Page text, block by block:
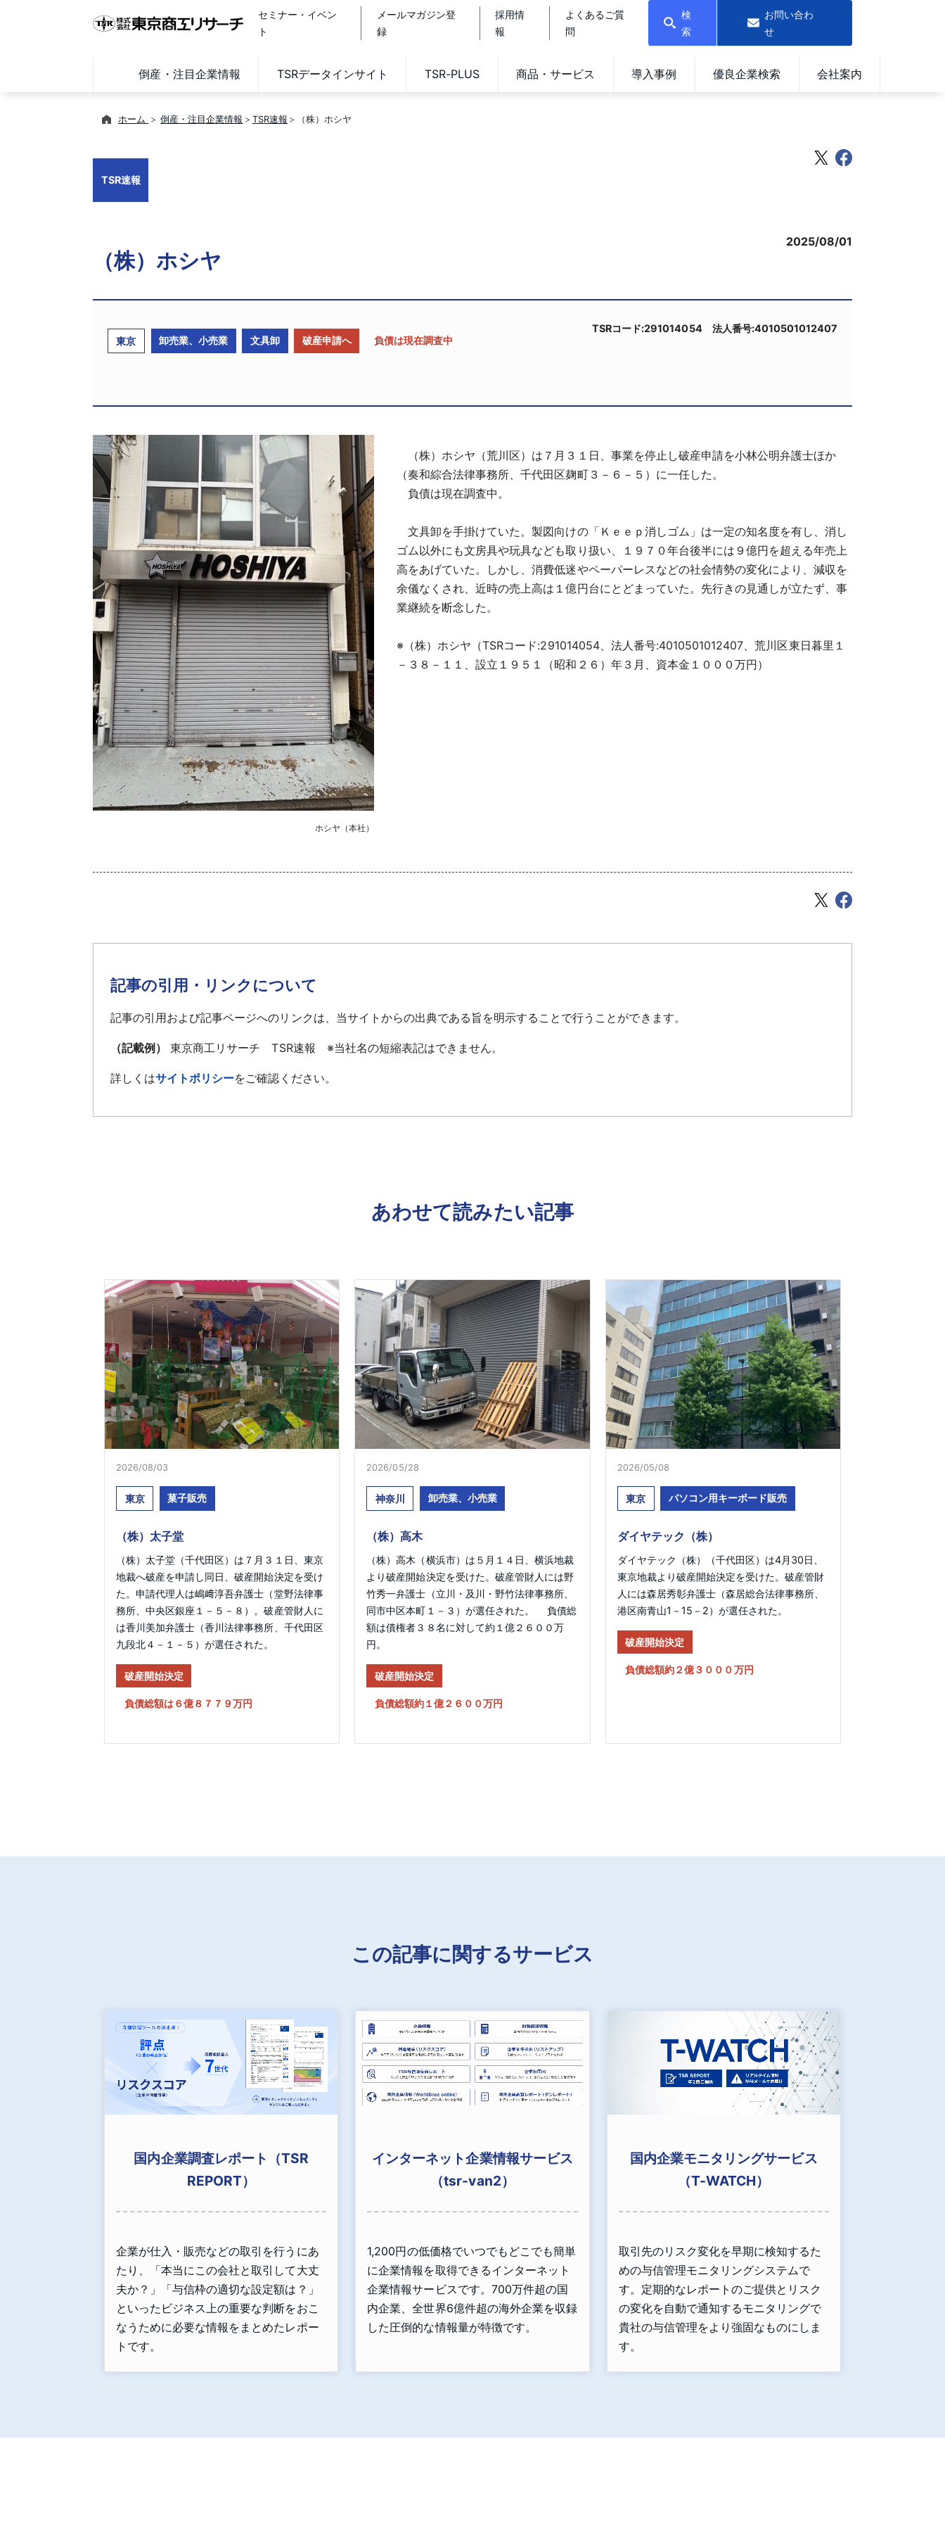
セミナー・イベン
ト
メールマガジン登
録
採用情
報
よくあるご質
問
検
索
お問い合わ
せ
倒産・注目企業情報 TSRデータインサイト TSR-PLUS 商品・サービス 導入事例 優良企業検索 会社案内
ホーム 倒産・注目企業情報 TSR速報 （株）ホシヤ
TSR速報
（株）ホシヤ
2025/08/01
東京 卸売業、小売業 文具卸 破産申請へ 負債は現在調査中
TSRコード:291014054 法人番号:4010501012407
ホシヤ（本社）
（株）ホシヤ（荒川区）は７月３１日、事業を停止し破産申請を小林公明弁護士ほか
（奏和綜合法律事務所、千代田区麹町３－６－５）に一任した。
負債は現在調査中。
文具卸を手掛けていた。製図向けの「Ｋｅｅｐ消しゴム」は一定の知名度を有し、消し
ゴム以外にも文房具や玩具なども取り扱い、１９７０年台後半には９億円を超える年売上
高をあげていた。しかし、消費低迷やペーパーレスなどの社会情勢の変化により、減収を
余儀なくされ、近時の売上高は１億円台にとどまっていた。先行きの見通しが立たず、事
業継続を断念した。
※（株）ホシヤ（TSRコード:291014054、法人番号:4010501012407、荒川区東日暮里１
－３８－１１、設立１９５１（昭和２６）年３月、資本金１０００万円）
記事の引用・リンクについて
記事の引用および記事ページへのリンクは、当サイトからの出典である旨を明示することで行うことができます。
（記載例） 東京商工リサーチ TSR速報 ※当社名の短縮表記はできません。
詳しくはサイトポリシーをご確認ください。
あわせて読みたい記事
2026/08/03
東京 菓子販売
（株）太子堂
（株）太子堂（千代田区）は７月３１日、東京
地裁へ破産を申請し同日、破産開始決定を受け
た。申請代理人は嶋﨑淳吾弁護士（堂野法律事
務所、中央区銀座１－５－８）。破産管財人に
は香川美加弁護士（香川法律事務所、千代田区
九段北４－１－５）が選任された。
破産開始決定
負債総額は６億８７７９万円
2026/05/28
神奈川 卸売業、小売業
（株）高木
（株）高木（横浜市）は５月１４日、横浜地裁
より破産開始決定を受けた。破産管財人には野
竹秀一弁護士（立川・及川・野竹法律事務所、
同市中区本町１－３）が選任された。 負債総
額は債権者３８名に対して約１億２６００万
円。
破産開始決定
負債総額約１億２６００万円
2026/05/08
東京 パソコン用キーボード販売
ダイヤテック（株）
ダイヤテック（株）（千代田区）は4月30日、
東京地裁より破産開始決定を受けた。破産管財
人には森居秀彰弁護士（森居総合法律事務所、
港区南青山1－15－2）が選任された。
破産開始決定
負債総額約２億３０００万円
この記事に関するサービス
国内企業調査レポート（TSR
REPORT）
企業が仕入・販売などの取引を行うにあ
たり、「本当にこの会社と取引して大丈
夫か？」「与信枠の適切な設定額は？」
といったビジネス上の重要な判断をおこ
なうために必要な情報をまとめたレポー
トです。
インターネット企業情報サービス
（tsr-van2）
1,200円の低価格でいつでもどこでも簡単
に企業情報を取得できるインターネット
企業情報サービスです。700万件超の国
内企業、全世界6億件超の海外企業を収録
した圧倒的な情報量が特徴です。
国内企業モニタリングサービス
（T-WATCH）
取引先のリスク変化を早期に検知するた
めの与信管理モニタリングシステムで
す。定期的なレポートのご提供とリスク
の変化を自動で通知するモニタリングで
貴社の与信管理をより強固なものにしま
す。